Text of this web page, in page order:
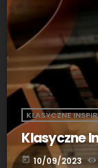
KLASYCZNE
Klasyczne
today 10/09/2023